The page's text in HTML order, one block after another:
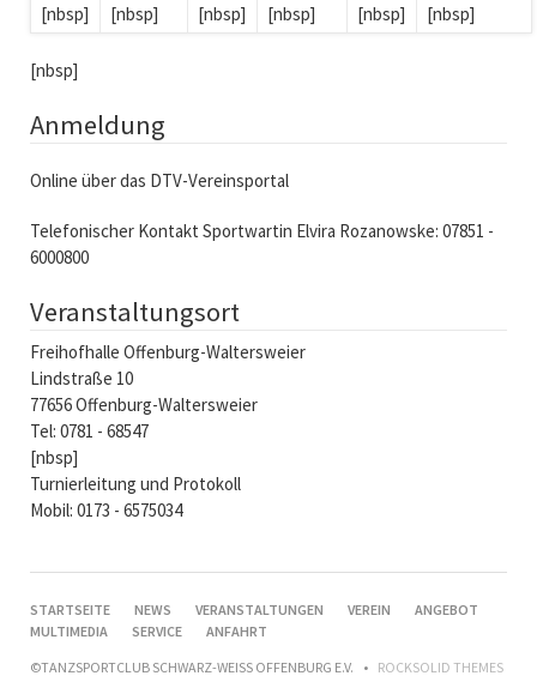
[nbsp] [nbsp] [nbsp] [nbsp] [nbsp] [nbsp]
[nbsp]
Anmeldung
Online über das DTV-Vereinsportal
Telefonischer Kontakt Sportwartin Elvira Rozanowske: 07851 -
6000800
Veranstaltungsort
Freihofhalle Offenburg-Waltersweier
Lindstraße 10
77656 Offenburg-Waltersweier
Tel: 0781 - 68547
[nbsp]
Turnierleitung und Protokoll
Mobil: 0173 - 6575034
NAVIGATION
ÜBERSPRINGEN
STARTSEITE NEWS VERANSTALTUNGEN VEREIN
ANGEBOT
MULTIMEDIA
SERVICE
ANFAHRT
©TANZSPORTCLUB SCHWARZ-WEISS OFFENBURG E.V.
ROCKSOLID THEMES